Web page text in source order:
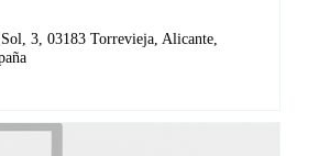
3, 03183 Torrevieja, Alicante,